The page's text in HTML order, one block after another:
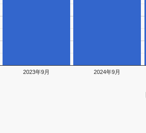
2023年9月 2024年9月